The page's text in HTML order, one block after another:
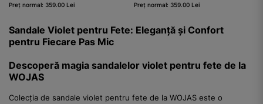
Preț normal: 359.00 Lei
Preț normal: 359.00 Lei
Sandale Violet pentru Fete: Eleganță și Confort
pentru Fiecare Pas Mic
Descoperă magia sandalelor violet pentru fete de la
WOJAS
Colecția de sandale violet pentru fete de la WOJAS este o